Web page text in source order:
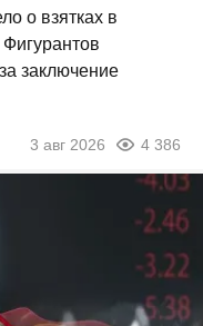
о взятках в
заключение
3 авг 2026 4 386